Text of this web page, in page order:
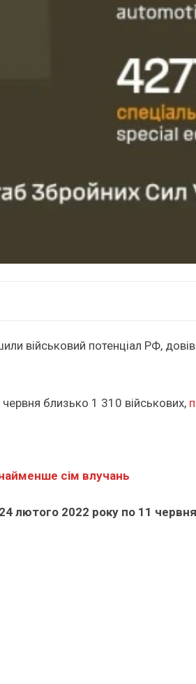
військовий потенціал РФ,
близько 1 310 військових,
сім влучань
лютого 2022 року по 11